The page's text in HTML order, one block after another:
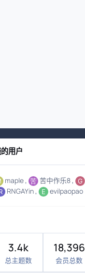
用户
maple 苦中作乐8
RNGAYin evilpaopao
3.4k
总主题数
18,396
会员总数